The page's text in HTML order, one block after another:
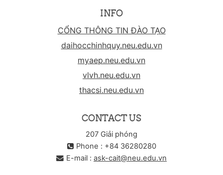
INFO
CỔNG THÔNG TIN ĐÀO TẠO
daihocchinhquy.neu.edu.vn
myaep.neu.edu.vn
vlvh.neu.edu.vn
thacsi.neu.edu.vn
CONTACT US
207 Giải phóng
Phone : +84 36280280
E-mail : ask-cait@neu.edu.vn